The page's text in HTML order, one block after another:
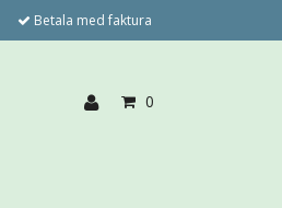
Betala med faktura
0